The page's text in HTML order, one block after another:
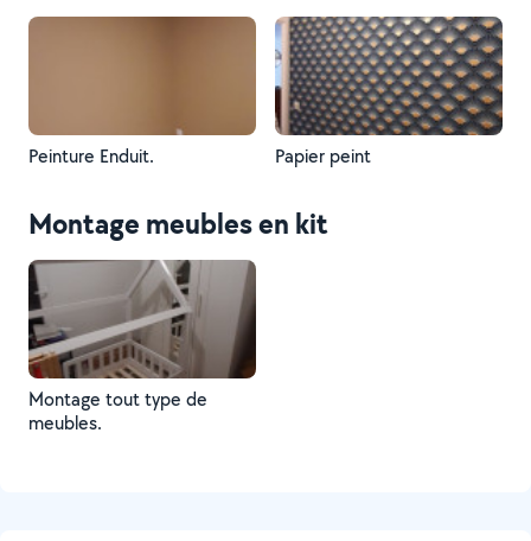
Peinture Enduit. Papier peint
Montage meubles en kit
Montage tout type de
meubles.